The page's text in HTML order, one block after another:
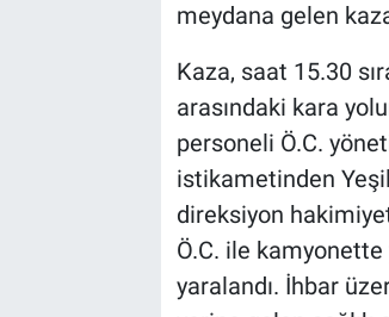
meydana gelen
Kaza, saat 15.30
arasındaki kara
personeli Ö.C.
istikametinden
direksiyon
Ö.C. ile
yaralandı. İhbar